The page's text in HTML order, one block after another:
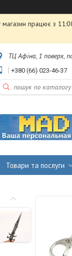
працює з
ТЦ Афіна, 1 поверх,
+380 (66) 023-46-37
Товари та послуги